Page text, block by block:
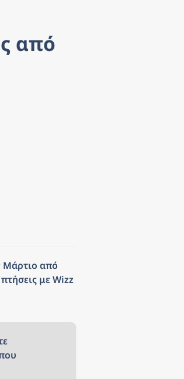
από
Μάρτιο από
με Wizz